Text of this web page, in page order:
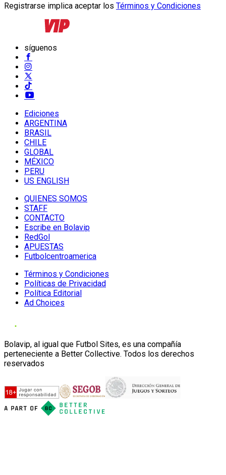
Registrarse implica aceptar los Términos y Condiciones
síguenos
Ediciones
ARGENTINA
BRASIL
CHILE
GLOBAL
MÉXICO
PERU
US ENGLISH
QUIENES SOMOS
STAFF
CONTACTO
Escribe en Bolavip
RedGol
APUESTAS
Futbolcentroamerica
Términos y Condiciones
Políticas de Privacidad
Política Editorial
Ad Choices
Bolavip, al igual que Futbol Sites, es una compañía
perteneciente a Better Collective. Todos los derechos
reservados